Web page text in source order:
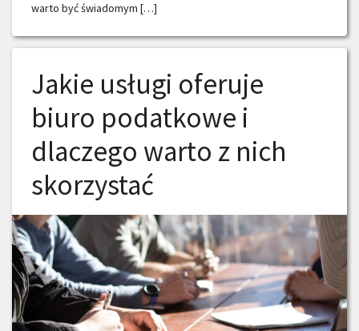
warto być świadomym […]
Jakie usługi oferuje
biuro podatkowe i
dlaczego warto z nich
skorzystać